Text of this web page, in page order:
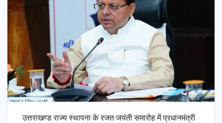
उत्तराखण्ड राज्य स्थापना के रजत जयंती समारोह में प्रधानमंत्री